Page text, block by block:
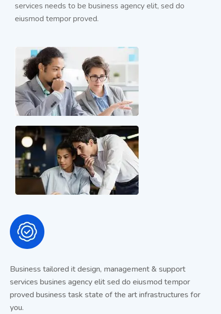
services needs to be business agency elit, sed do
eiusmod tempor proved.
Business tailored it design, management & support
services busines agency elit sed do eiusmod tempor
proved business task state of the art infrastructures for
you.